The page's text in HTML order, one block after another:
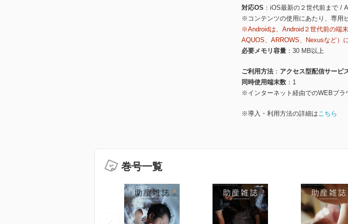
対応OS
iOS最新の２世代前まで /
※コンテンツの使用にあたり、専用
※Androidは、Android２世代前の端
AQUOS、ARROWS、Nexusなど）
必要メモリ容量
30 MB以上
ご利用方法
アクセス型配信サービ
同時使用端末数
1
※インターネット経由でのWEBブラ
※導入・利用方法の詳細はこちら
巻号一覧